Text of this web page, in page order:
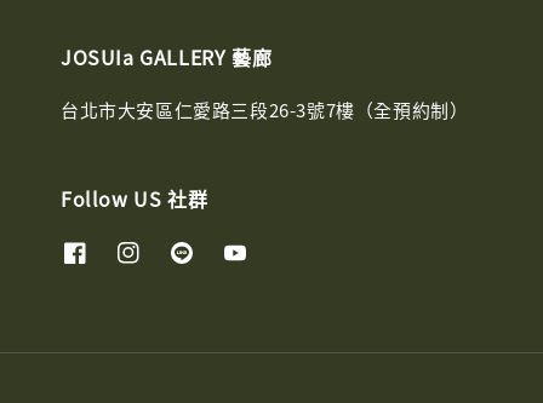
JOSUIa GALLERY 藝廊
台北市大安區仁愛路三段26-3號7樓（全預約制）
Follow US 社群